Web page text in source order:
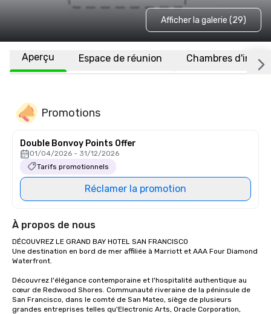
Afficher la galerie (29)
Aperçu Espace de réunion Chambres
Promotions
Double Bonvoy Points Offer
01/04/2026 - 31/12/2026
Tarifs promotionnels
Réclamer la promotion
À propos de nous
DÉCOUVREZ LE GRAND BAY HOTEL SAN FRANCISCO
Une destination en bord de mer affiliée à Marriott et AAA Four Diamond
Waterfront.
Découvrez l'élégance contemporaine et l'hospitalité authentique au
cœur de Redwood Shores. Communauté riveraine de la péninsule de
San Francisco, dans le comté de San Mateo, siège de plusieurs
grandes entreprises telles qu'Electronic Arts, Oracle Corporation,